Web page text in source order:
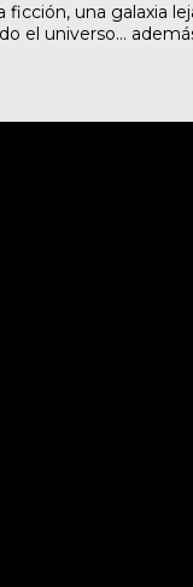
una galaxia
el universo…